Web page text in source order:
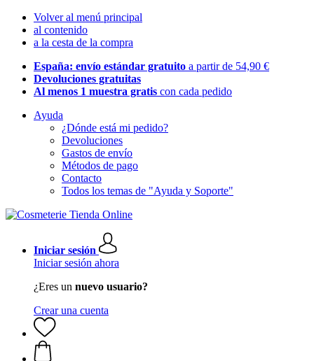
Volver al menú principal
al contenido
a la cesta de la compra
España: envío estándar gratuito a partir de 54,90 €
Devoluciones gratuitas
Al menos 1 muestra gratis con cada pedido
Ayuda
¿Dónde está mi pedido?
Devoluciones
Gastos de envío
Métodos de pago
Contacto
Todos los temas de "Ayuda y Soporte"
Iniciar sesión
Iniciar sesión ahora
¿Eres un nuevo usuario?
Crear una cuenta